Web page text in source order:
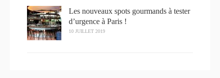
Les nouveaux spots gourmands à tester
d’urgence à Paris !
10 JUILLET 2019